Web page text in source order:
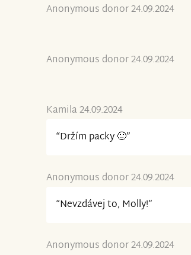
Anonymous donor 24.09.2024
Anonymous donor 24.09.2024
Kamila 24.09.2024
“Držím packy 🙂”
Anonymous donor 24.09.2024
“Nevzdávej to, Molly!”
Anonymous donor 24.09.2024